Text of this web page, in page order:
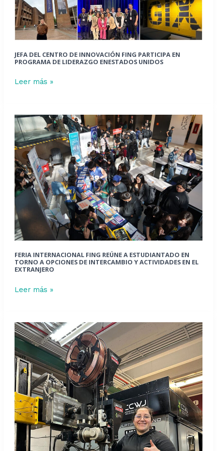
JEFA DEL CENTRO DE INNOVACIÓN FING PARTICIPA EN
PROGRAMA DE LIDERAZGO ENESTADOS UNIDOS
programa
de
liderazgo
enEstados
Leer más »
FERIA INTERNACIONAL FING REÚNE A ESTUDIANTADO EN
TORNO A OPCIONES DE INTERCAMBIO Y ACTIVIDADES EN EL
EXTRANJERO
Feria
Internacional
FING
reúne
a
estudiantado
en
a
opciones
de
y
actividades
el
Leer más »
Estudiante
de
Magíster
del
Departamento
de
Ingeniería
Metalúrgica
de
la
USACH